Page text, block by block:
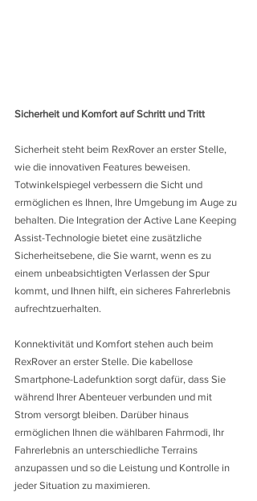
Sicherheit und Komfort auf Schritt und Tritt
Sicherheit steht beim RexRover an erster Stelle,
wie die innovativen Features beweisen.
Totwinkelspiegel verbessern die Sicht und
ermöglichen es Ihnen, Ihre Umgebung im Auge zu
behalten. Die Integration der Active Lane Keeping
Assist-Technologie bietet eine zusätzliche
Sicherheitsebene, die Sie warnt, wenn es zu
einem unbeabsichtigten Verlassen der Spur
kommt, und Ihnen hilft, ein sicheres Fahrerlebnis
aufrechtzuerhalten.
Konnektivität und Komfort stehen auch beim
RexRover an erster Stelle. Die kabellose
Smartphone-Ladefunktion sorgt dafür, dass Sie
während Ihrer Abenteuer verbunden und mit
Strom versorgt bleiben. Darüber hinaus
ermöglichen Ihnen die wählbaren Fahrmodi, Ihr
Fahrerlebnis an unterschiedliche Terrains
anzupassen und so die Leistung und Kontrolle in
jeder Situation zu maximieren.